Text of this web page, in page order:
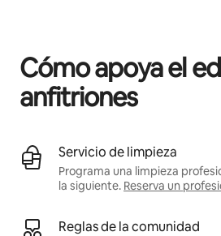
Cómo apoya el
anfitriones
Servicio de limpieza
Programa una limpieza
la siguiente. Reserva un
Reglas de la comunidad